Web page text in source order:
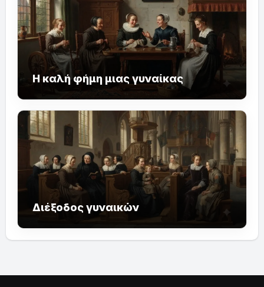
Η καλή φήμη μιας γυναίκας
Διέξοδος γυναικών